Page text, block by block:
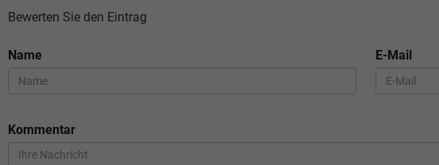
Bewerten Sie den Eintrag
Name E-Mail
Kommentar